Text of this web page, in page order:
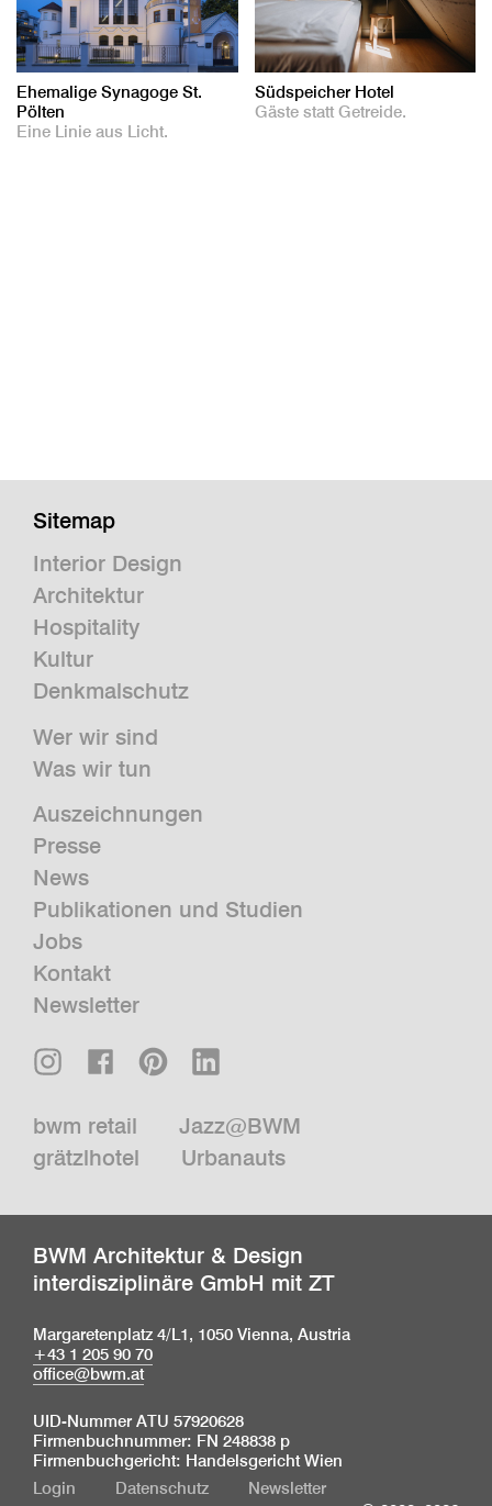
Ehemalige Synagoge St.
Pölten
Eine Linie aus Licht.
Südspeicher Hotel
Gäste statt Getreide.
Sitemap
Interior Design
Architektur
Hospitality
Kultur
Denkmalschutz
Wer wir sind
Was wir tun
Auszeichnungen
Presse
News
Publikationen und Studien
Jobs
Kontakt
Newsletter
bwm retail
Jazz@BWM
grätzlhotel
Urbanauts
BWM Architektur & Design
interdisziplinäre GmbH mit ZT
Margaretenplatz 4/L1, 1050 Vienna, Austria
+43 1 205 90 70
office@bwm.at
UID-Nummer ATU 57920628
Firmenbuchnummer: FN 248838 p
Firmenbuchgericht: Handelsgericht Wien
Login
Datenschutz
Newsletter